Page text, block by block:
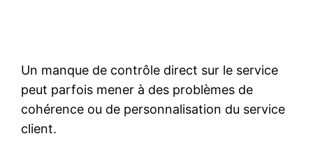
Un manque de contrôle direct sur le service
peut parfois mener à des problèmes de
cohérence ou de personnalisation du service
client.